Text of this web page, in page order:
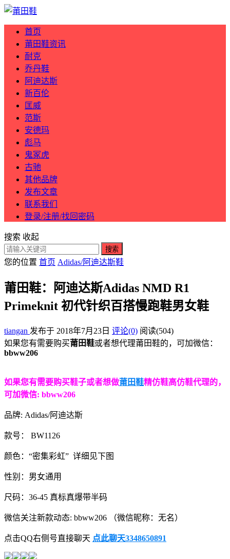
首页
莆田鞋资讯
耐克
乔丹鞋
阿迪达斯
新百伦
匡威
范斯
安德玛
彪马
鬼冢虎
古驰
其他品牌
发布文章
联系我们
登录/注册/找回密码
搜索 收起
搜索
您的位置 首页 Adidas/阿迪达斯鞋
莆田鞋：阿迪达斯Adidas NMD R1
Primeknit 初代针织百搭慢跑鞋男女鞋
tiangan 发布于 2018年7月23日 评论(0) 阅读(504)
如果您有需要购买莆田鞋或者想代理莆田鞋的，可加微信：
bbww206
如果您有需要购买鞋子或者想做莆田鞋精仿鞋高仿鞋代理的，
可加微信: bbww206
品牌: Adidas/阿迪达斯
款号： BW1126
颜色：“密集彩虹” 详细见下图
性别：男女通用
尺码：36-45 真标真爆带半码
微信关注新款动态: bbww206 （微信昵称：无名）
点击QQ右侧号直接聊天 点此聊天3348650891